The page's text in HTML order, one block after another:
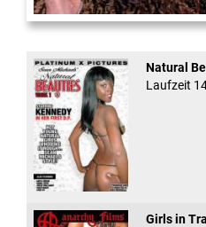
Internal Explosionen
Natural
Laufzeit
Girls in